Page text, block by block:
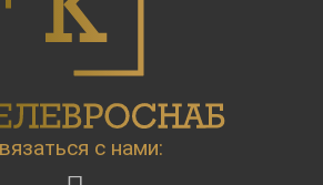
с нами: